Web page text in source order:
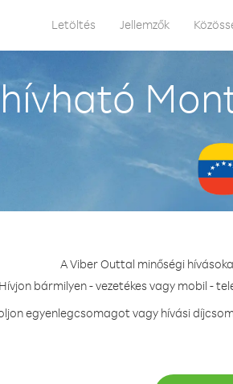
Letöltés Jellemzők
A Viber Outtal minőségi
Hívjon bármilyen - vezetékes vagy mobil -
egyenlegcsomagot vagy hívási